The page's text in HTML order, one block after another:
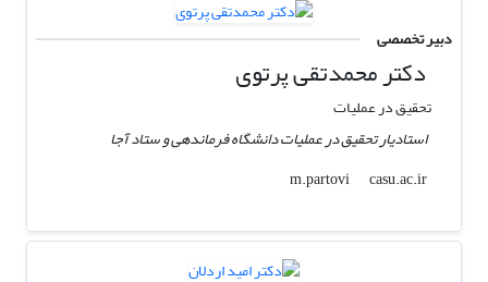
دبیر تخصصی
دکتر محمدتقی پرتوی
تحقیق در عملیات
استادیار تحقیق در عملیات دانشگاه فرماندهی و ستاد آجا
m.partovi
casu.ac.ir